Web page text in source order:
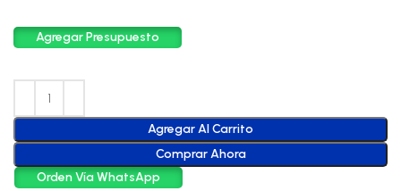
Agregar Presupuesto
Agregar Al Carrito
Comprar Ahora
Orden Vía WhatsApp